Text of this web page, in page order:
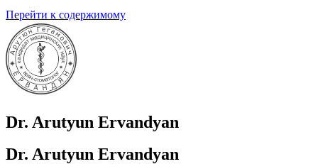
Перейти к содержимому
Dr. Arutyun Ervandyan
Dr. Arutyun Ervandyan